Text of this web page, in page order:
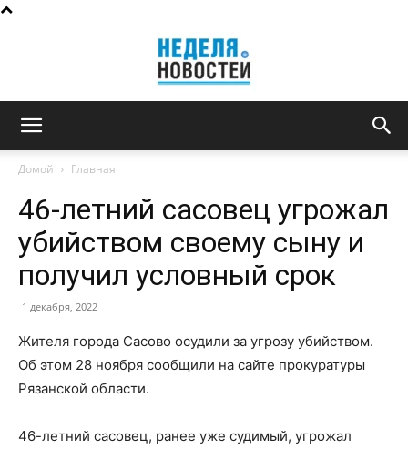
новостей
Домой Главная
46-летний сасовец угрожал
убийством своему сыну и
получил условный срок
1 декабря, 2022
Жителя города Сасово осудили за угрозу убийством.
Об этом 28 ноября сообщили на сайте прокуратуры
Рязанской области.
46-летний сасовец, ранее уже судимый, угрожал